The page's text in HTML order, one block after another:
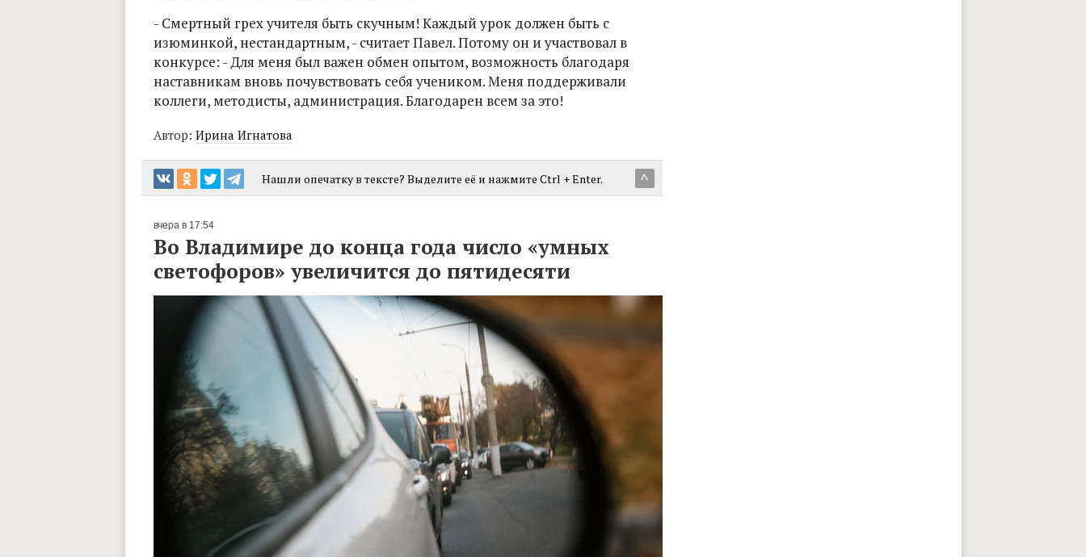
- Смертный грех учителя быть скучным! Каждый урок должен быть с
изюминкой, нестандартным, - считает Павел. Потому он и участвовал в
конкурсе: - Для меня был важен обмен опытом, возможность благодаря
наставникам вновь почувствовать себя учеником. Меня поддерживали
коллеги, методисты, администрация. Благодарен всем за это!
Автор: Ирина Игнатова
^
Нашли опечатку в тексте? Выделите её и нажмите Ctrl + Enter.
вчера в 17:54
Во Владимире до конца года число «умных
светофоров» увеличится до пятидесяти